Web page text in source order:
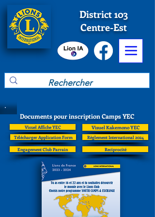
District 103
Centre-Est
Documents pour inscription Camps YEC
Visuel Affiche YEC
Télécharger Application Form
Engagement Club Parrain
Visuel Kakemono YEC
Règlement International 2024
Reciprocité